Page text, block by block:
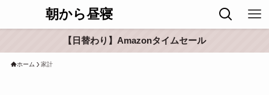
朝から昼寝
【日替わり】Amazonタイムセール
ホーム 家計